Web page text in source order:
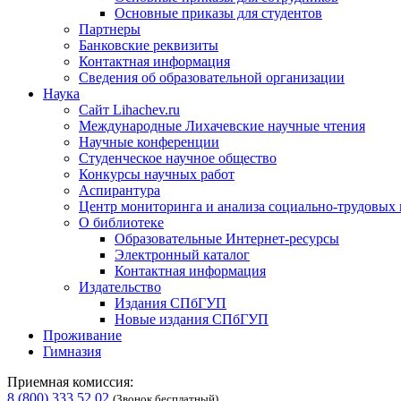
Основные приказы для студентов
Партнеры
Банковские реквизиты
Контактная информация
Сведения об образовательной организации
Наука
Сайт Lihachev.ru
Международные Лихачевские научные чтения
Научные конференции
Студенческое научное общество
Конкурсы научных работ
Аспирантура
Центр мониторинга и анализа социально-трудовых
О библиотеке
Образовательные Интернет-ресурсы
Электронный каталог
Контактная информация
Издательство
Издания СПбГУП
Новые издания СПбГУП
Проживание
Гимназия
Приемная комиссия:
8 (800) 333 52 02